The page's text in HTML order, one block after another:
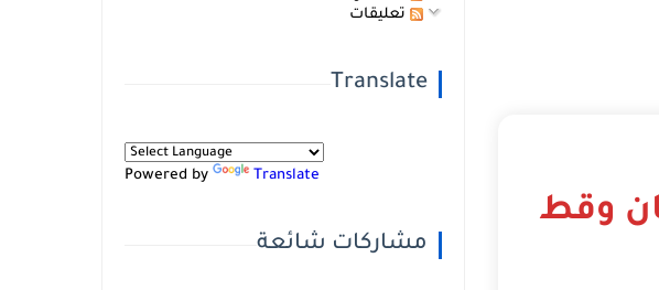
وقط
تعليقات
Translate
Powered by Translate
مشاركات شائعة